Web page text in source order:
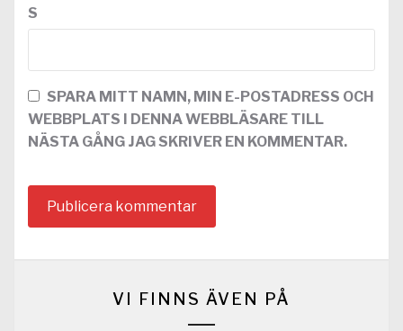
S
SPARA MITT NAMN, MIN E-POSTADRESS OCH
WEBBPLATS I DENNA WEBBLÄSARE TILL
NÄSTA GÅNG JAG SKRIVER EN KOMMENTAR.
VI FINNS ÄVEN PÅ